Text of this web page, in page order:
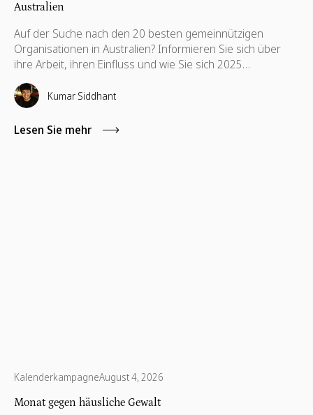
Australien
Auf der Suche nach den 20 besten gemeinnützigen
Organisationen in Australien? Informieren Sie sich über
ihre Arbeit, ihren Einfluss und wie Sie sich 2025
engagieren können.
Kumar Siddhant
Lesen Sie mehr
KalenderkampagneAugust 4, 2026
Monat gegen häusliche Gewalt